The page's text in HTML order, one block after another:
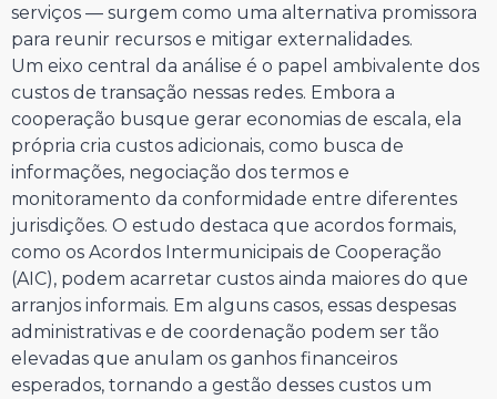
serviços — surgem como uma alternativa promissora
para reunir recursos e mitigar externalidades.
Um eixo central da análise é o papel ambivalente dos
custos de transação nessas redes. Embora a
cooperação busque gerar economias de escala, ela
própria cria custos adicionais, como busca de
informações, negociação dos termos e
monitoramento da conformidade entre diferentes
jurisdições. O estudo destaca que acordos formais,
como os Acordos Intermunicipais de Cooperação
(AIC), podem acarretar custos ainda maiores do que
arranjos informais. Em alguns casos, essas despesas
administrativas e de coordenação podem ser tão
elevadas que anulam os ganhos financeiros
esperados, tornando a gestão desses custos um